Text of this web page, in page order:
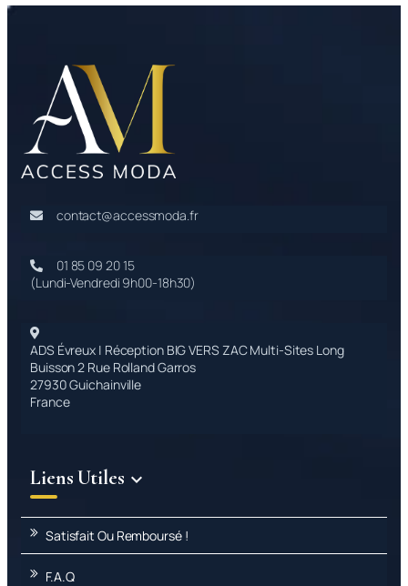
contact@accessmoda.fr
01 85 09 20 15
(Lundi-Vendredi 9h00-18h30)
ADS Évreux | Réception BIG VERS ZAC Multi-Sites Long
Buisson 2 Rue Rolland Garros
27930 Guichainville
France
Liens Utiles 
Satisfait Ou Remboursé !
F.A.Q